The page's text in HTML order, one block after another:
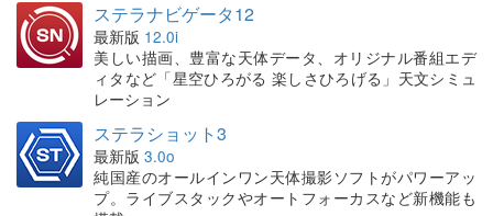
ステラナビゲータ12
最新版 12.0i
美しい描画、豊富な天体データ、オリジナル番組エデ
ィタなど「星空ひろがる 楽しさひろげる」天文シミュ
レーション
ステラショット3
最新版 3.0o
純国産のオールインワン天体撮影ソフトがパワーアッ
プ。ライブスタックやオートフォーカスなど新機能も